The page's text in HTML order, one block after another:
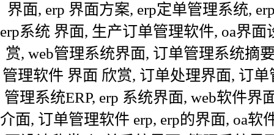
界面, erp 界面方案, erp定单管理系统,
erp系统 界面, 生产订单管理软件, oa界
赏, web管理系统界面, 订单管理系统摘
管理软件 界面 欣赏, 订单处理界面, 订
管理系统ERP, erp 系统界面, web软件
介面, 订单管理软件 erp, erp的界面, oa软